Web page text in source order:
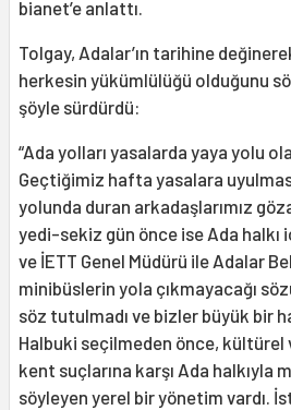
bianet’e anlattı.
Tolgay, Adalar’ın tarihine
herkesin yükümlülüğü olduğunu
şöyle sürdürdü:
“Ada yolları yasalarda yaya yolu
Geçtiğimiz hafta yasalara
yolunda duran arkadaşlarımız
yedi-sekiz gün önce ise Ada halkı
ve İETT Genel Müdürü ile Adalar
minibüslerin yola çıkmayacağı
söz tutulmadı ve bizler büyük bir
Halbuki seçilmeden önce, kültürel
kent suçlarına karşı Ada halkıyla
söyleyen yerel bir yönetim vardı.